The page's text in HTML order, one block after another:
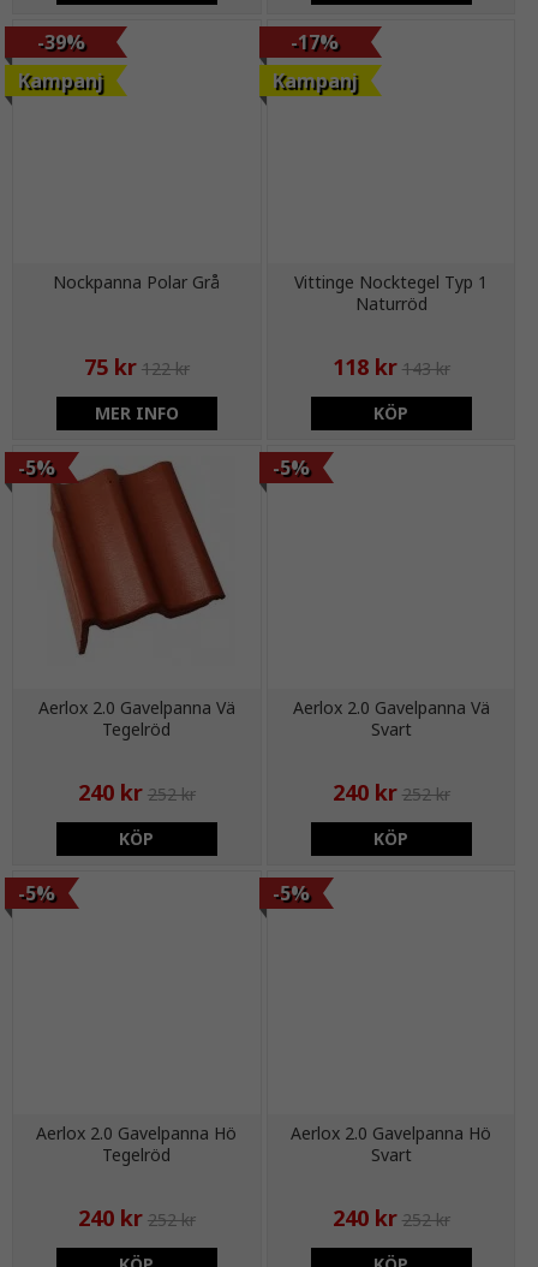
Nockpanna Polar Grå
-39%
Kampanj
75 kr 122 kr
MER INFO
Vittinge Nocktegel Typ 1
Naturröd
-17%
Kampanj
118 kr 143 kr
KÖP
Aerlox 2.0 Gavelpanna Vä
Tegelröd
-5%
240 kr 252 kr
KÖP
Aerlox 2.0 Gavelpanna Vä
Svart
-5%
240 kr 252 kr
KÖP
Aerlox 2.0 Gavelpanna Hö
Tegelröd
-5%
240 kr 252 kr
Aerlox 2.0 Gavelpanna Hö
Svart
-5%
240 kr 252 kr